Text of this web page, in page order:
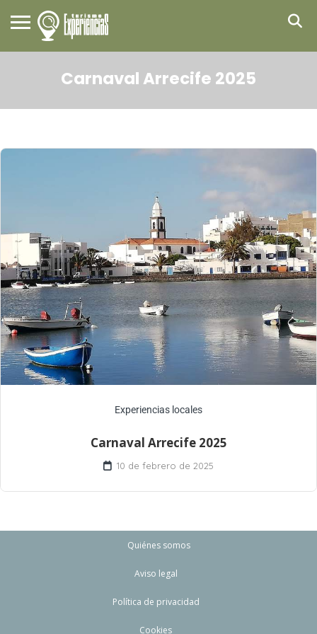
Carnaval Arrecife 2025
Experiencias locales
Carnaval Arrecife 2025
10 de febrero de 2025
Quiénes somos
Aviso legal
Política de privacidad
Cookies